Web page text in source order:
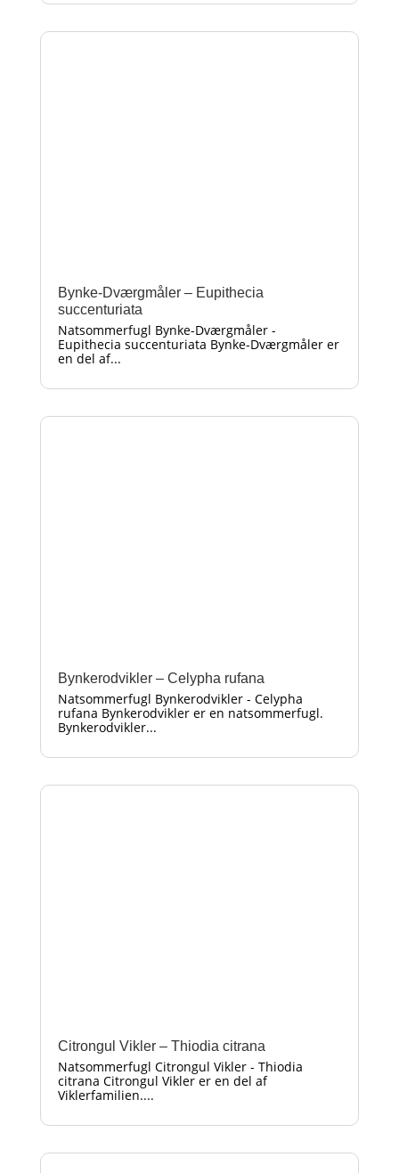
Bynke-Dværgmåler – Eupithecia
succenturiata
Natsommerfugl Bynke-Dværgmåler -
Eupithecia succenturiata Bynke-Dværgmåler er
en del af...
Bynkerodvikler – Celypha rufana
Natsommerfugl Bynkerodvikler - Celypha
rufana Bynkerodvikler er en natsommerfugl.
Bynkerodvikler...
Citrongul Vikler – Thiodia citrana
Natsommerfugl Citrongul Vikler - Thiodia
citrana Citrongul Vikler er en del af
Viklerfamilien....